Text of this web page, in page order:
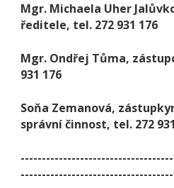
Mgr. Michaela Uher
ředitele, tel. 272 931 176
Mgr. Ondřej Tůma,
931 176
Soňa Zemanová,
správní činnost, tel. 272